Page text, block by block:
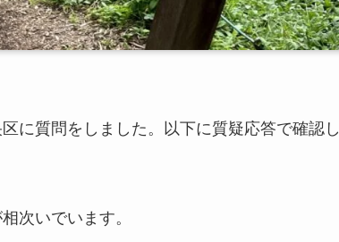
に質問をしました。以下に質疑応答で確認し
次いでいます。